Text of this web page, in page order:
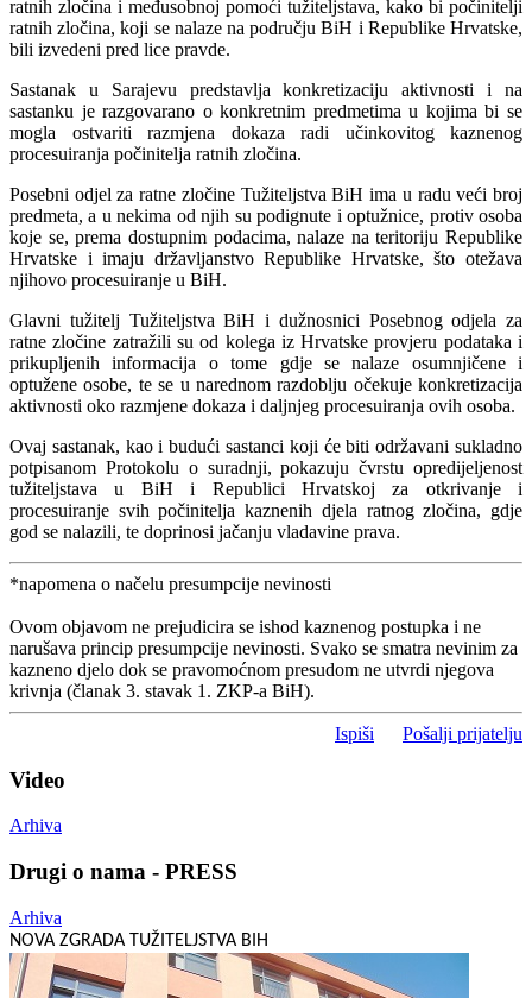
ratnih zločina i međusobnoj pomoći tužiteljstava, kako bi počinitelji
ratnih zločina, koji se nalaze na području BiH i Republike Hrvatske,
bili izvedeni pred lice pravde.
Sastanak u Sarajevu predstavlja konkretizaciju aktivnosti i na
sastanku je razgovarano o konkretnim predmetima u kojima bi se
mogla ostvariti razmjena dokaza radi učinkovitog kaznenog
procesuiranja počinitelja ratnih zločina.
Posebni odjel za ratne zločine Tužiteljstva BiH ima u radu veći broj
predmeta, a u nekima od njih su podignute i optužnice, protiv osoba
koje se, prema dostupnim podacima, nalaze na teritoriju Republike
Hrvatske i imaju državljanstvo Republike Hrvatske, što otežava
njihovo procesuiranje u BiH.
Glavni tužitelj Tužiteljstva BiH i dužnosnici Posebnog odjela za
ratne zločine zatražili su od kolega iz Hrvatske provjeru podataka i
prikupljenih informacija o tome gdje se nalaze osumnjičene i
optužene osobe, te se u narednom razdoblju očekuje konkretizacija
aktivnosti oko razmjene dokaza i daljnjeg procesuiranja ovih osoba.
Ovaj sastanak, kao i budući sastanci koji će biti održavani sukladno
potpisanom Protokolu o suradnji, pokazuju čvrstu opredijeljenost
tužiteljstava u BiH i Republici Hrvatskoj za otkrivanje i
procesuiranje svih počinitelja kaznenih djela ratnog zločina, gdje
god se nalazili, te doprinosi jačanju vladavine prava.
*napomena o načelu presumpcije nevinosti
Ovom objavom ne prejudicira se ishod kaznenog postupka i ne
narušava princip presumpcije nevinosti. Svako se smatra nevinim za
kazneno djelo dok se pravomoćnom presudom ne utvrdi njegova
krivnja (članak 3. stavak 1. ZKP-a BiH).
Ispiši Pošalji prijatelju
Video
Arhiva
Drugi o nama - PRESS
Arhiva
NOVA ZGRADA TUŽITELJSTVA BIH